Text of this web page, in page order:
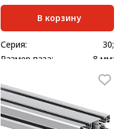
В корзину
Серия:
30;
Размер паза:
8 мм;
мм:
30х90
Стандартная длина,
мм:
Масса, кг/м:
2,1